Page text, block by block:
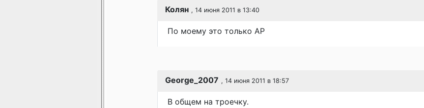
Колян , 14 июня 2011 в 13:40
По моему это только АР
George_2007 , 14 июня 2011 в 18:57
В общем на троечку.